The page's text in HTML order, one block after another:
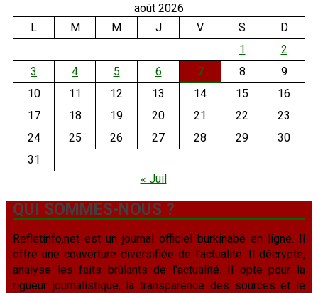
août 2026
L
M M J V S
D
1
2
3
4 5 6 7 8
9
10
11 12 13 14 15
16
17
18 19 20 21 22
23
24
25 26 27 28 29
30
31
« Juil
QUI SOMMES-NOUS ?
Refletinfo.net est un journal officiel burkinabè en ligne. Il
offre une couverture diversifiée de l'actualité. Il décrypte,
analyse les faits brûlants de l'actualité. Il opte pour la
rigueur journalistique, la transparence des sources et le